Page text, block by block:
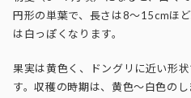
円形の単葉で、長さは8～15cmほ
は白っぽくなります。
果実は黄色く、ドングリに近い形
す。収穫の時期は、黄色～白色の